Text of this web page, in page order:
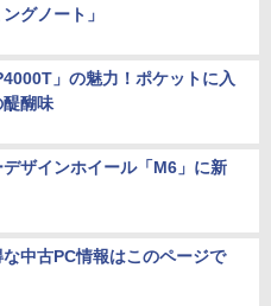
グノート」
」の魅力！ポケットに入
醐味
ザインホイール「M6」に新
中古PC情報はこのページで